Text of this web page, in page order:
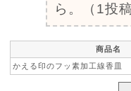
ら。（1投
商品名
かえる印のフッ素加工線香皿